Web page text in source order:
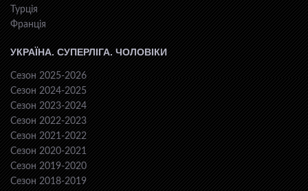
Турція
Франція
УКРАЇНА. СУПЕРЛІГА. ЧОЛОВІКИ
Сезон 2025-2026
Сезон 2024-2025
Сезон 2023-2024
Сезон 2022-2023
Сезон 2021-2022
Сезон 2020-2021
Сезон 2019-2020
Сезон 2018-2019